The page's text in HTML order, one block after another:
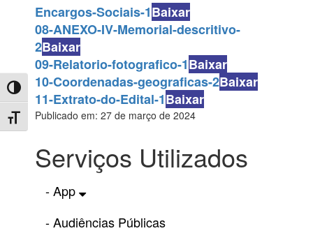
Toggle High Contrast
Toggle Font size
Encargos-Sociais-1Baixar
08-ANEXO-IV-Memorial-descritivo-
2Baixar
09-Relatorio-fotografico-1Baixar
10-Coordenadas-geograficas-2Baixar
11-Extrato-do-Edital-1Baixar
Publicado em: 27 de março de 2024
Serviços Utilizados
- App
- Audiências Públicas